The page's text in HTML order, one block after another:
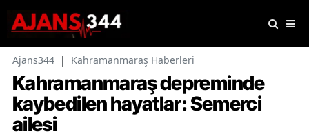
Ajans344 | Kahramanmaraş Haberleri
Kahramanmaraş depreminde
kaybedilen hayatlar: Semerci
ailesi